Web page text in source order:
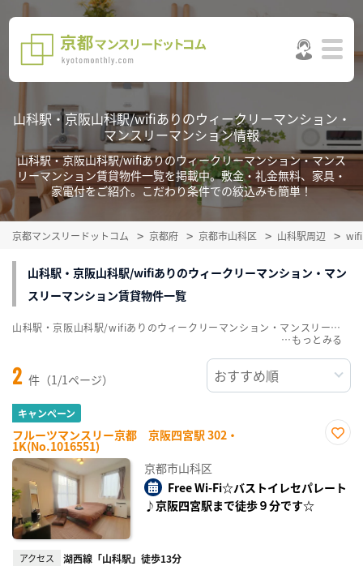
山科駅・京阪山科駅/wifiありのウィークリーマンション・
マンスリーマンション情報
山科駅・京阪山科駅/wifiありのウィークリーマンション・マンス
リーマンション賃貸物件一覧を掲載中。敷金・礼金無料、家具・
家電付をご紹介。こだわり条件での絞込みも簡単！
京都マンスリードットコム 京都府 京都市山科区 山科駅周辺 wifi
山科駅・京阪山科駅/wifiありのウィークリーマンション・マン
スリーマンション賃貸物件一覧
2 件（1/1ページ）
キャンペーン
フルーツマンスリー京都 京阪四宮駅 302・
1K(No.1016551)
録
京都市山科区
Free Wi-Fi☆バストイレセパレート
♪京阪四宮駅まで徒歩９分です☆
アクセス 湖西線「山科駅」徒歩13分
山科駅・京阪山科駅/wifiありのウィークリーマンション・マンスリーマンション賃貸物件一覧を掲載中。敷金・礼金無料、家具・家電付をご紹介。こだわり条件での絞込みも簡単！
…